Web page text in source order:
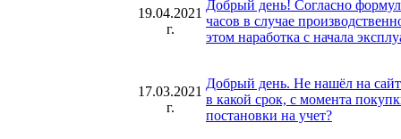
19.04.2021
г.
Добрый день! Согласно
часов в случае
этом наработка с начала
17.03.2021
г.
Добрый день. Не нашёл на
в какой срок, с момента
постановки на учет?